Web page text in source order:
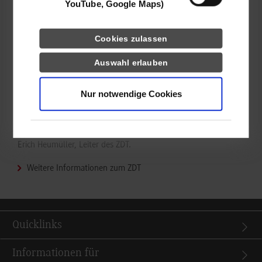
YouTube, Google Maps)
Cookies zulassen
Auswahl erlauben
Nur notwendige Cookies
„Das ZDT versteht sich u. a. als Experimentierraum für
unterschiedlicher Perspektive neue Konzepte entwickeln, aber
auch bestehende Ansätze ‚challengen‘ und weiterentwickeln.
Daher freut es uns umso mehr, dass dieses Format des ZDT mit
der mittlerweile zweiten Veranstaltung in diesem Jahr und
weiteren Nachfragen zunehmend Anklang findet. Die
Erich Heumüller, Leiter des ZDT.
Weitere Informationen zum ZDT
Quicklinks
Informationen für